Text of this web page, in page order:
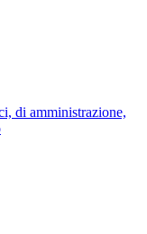
di amministrazione,